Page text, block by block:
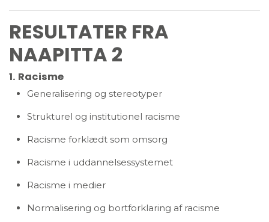
RESULTATER FRA
NAAPITTA 2
1. Racisme
Generalisering og stereotyper
Strukturel og institutionel racisme
Racisme forklædt som omsorg
Racisme i uddannelsessystemet
Racisme i medier
Normalisering og bortforklaring af racisme